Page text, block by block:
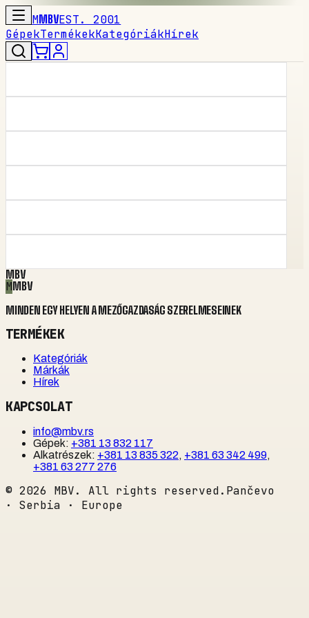
MMBVEST. 2001
GépekTermékekKategóriákHírek
MBV
MMBV
MINDEN EGY HELYEN A MEZŐGAZDASÁG SZERELMESEINEK
TERMÉKEK
Kategóriák
Márkák
Hírek
KAPCSOLAT
info@mbv.rs
Gépek: +381 13 832 117
Alkatrészek: +381 13 835 322, +381 63 342 499,
+381 63 277 276
© 2026 MBV. All rights reserved. Pančevo
· Serbia · Europe